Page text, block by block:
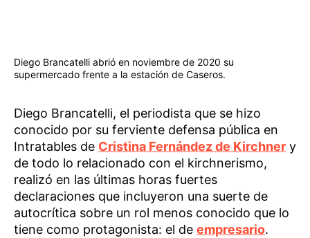
Diego Brancatelli abrió en noviembre de 2020 su
supermercado frente a la estación de Caseros.
Diego Brancatelli, el periodista que se hizo
conocido por su ferviente defensa pública en
Intratables de Cristina Fernández de Kirchner y
de todo lo relacionado con el kirchnerismo,
realizó en las últimas horas fuertes
declaraciones que incluyeron una suerte de
autocrítica sobre un rol menos conocido que lo
tiene como protagonista: el de empresario.